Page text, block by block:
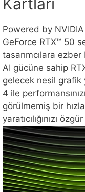
Powered by
GeForce RTX™ 50
tasarımcılara
AI gücüne sahip
gelecek nesil grafik
4 ile
görülmemiş bir
yaratıcılığınızı